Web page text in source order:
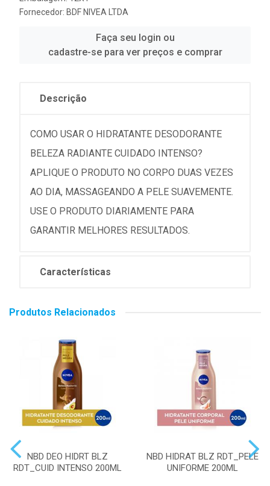
Fornecedor: BDF NIVEA LTDA
Faça seu login ou
cadastre-se para ver preços e comprar
Descrição
COMO USAR O HIDRATANTE DESODORANTE
BELEZA RADIANTE CUIDADO INTENSO?
APLIQUE O PRODUTO NO CORPO DUAS VEZES
AO DIA, MASSAGEANDO A PELE SUAVEMENTE.
USE O PRODUTO DIARIAMENTE PARA
GARANTIR MELHORES RESULTADOS.
Características
Produtos Relacionados
NBD DEO HIDRT BLZ
RDT_CUID INTENSO 200ML
NBD HIDRAT BLZ RDT_PELE
UNIFORME 200ML